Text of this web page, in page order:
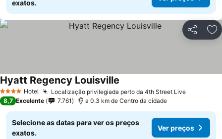
exatos.
Partilhar
4 EstrelasHotel Localização privilegiada perto da 4th Street Live
Hyatt Regency Louisville
8,7 Excelente 7.761 a 0.3 km de Centro da cidade
Selecione as datas para ver os preços
exatos.
Ver preços